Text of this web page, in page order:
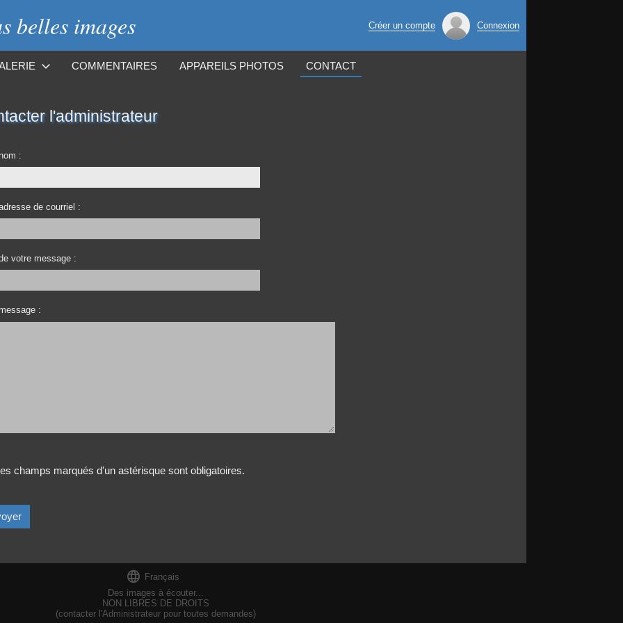
belles images Créer un compte Connexion
COMMENTAIRES APPAREILS PHOTOS CONTACT
l'administrateur
:
de courriel :
votre message :
:
champs marqués d'un astérisque sont obligatoires.
 Français
Des images à écouter...
NON LIBRES DE DROITS
(contacter l'Administrateur pour toutes demandes)